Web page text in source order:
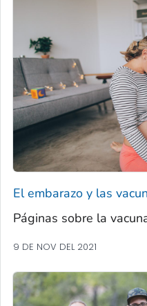
El embarazo y las
Páginas sobre la
9 DE NOV DEL 2021